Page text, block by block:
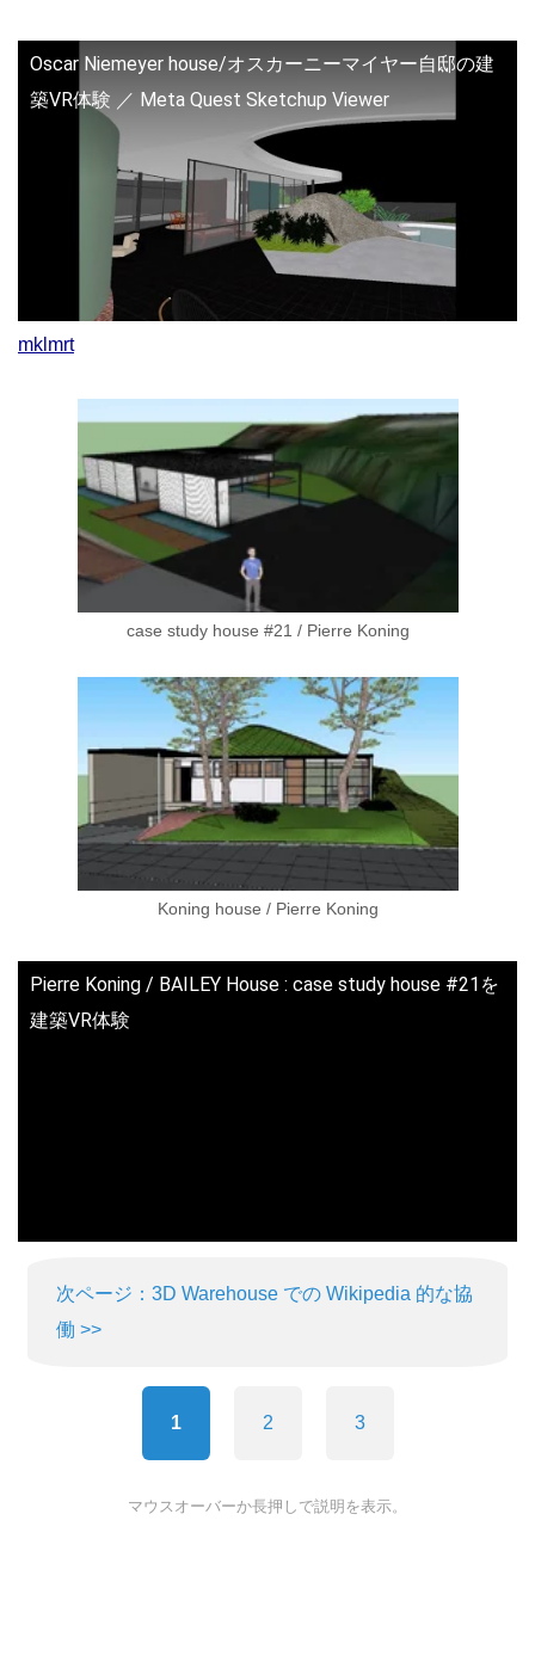
Oscar Niemeyer house/オスカーニーマイヤー自邸の建
築VR体験 ／ Meta Quest Sketchup Viewer
mklmrt
case study house #21 / Pierre Koning
Koning house / Pierre Koning
Pierre Koning / BAILEY House : case study house #21を
建築VR体験
次ページ：3D Warehouse での Wikipedia 的な協
働 >>
1 2 3
マウスオーバーか長押しで説明を表示。